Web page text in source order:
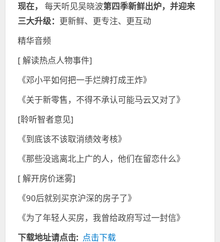
现在，
每天听见吴晓波第四季新鲜出炉，并迎来
三大升级： 更新鲜、更专注、更互动
精华音频
[ 解读热点人物事件]
《邓小平如何把一手烂牌打成王炸》
《关于新零售，不得不承认可能马云又对了》
[聆听智者意见]
《到底该不该取消绩效考核》
《那些没逃离北上广的人，他们在留恋什么》
[ 解开房价迷雾]
《90后就别买京沪深的房子了》
《为了年轻人买房，我曾给政府写过一封信》
下载地址请点击: 点击下载